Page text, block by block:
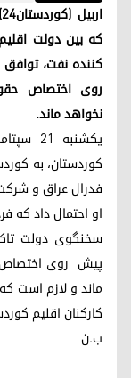
که بین دولت
کننده نفت،
روی اختصاص
نخواهد ماند.
فدرال عراق و
او احتمال داد که
سخنگوی دولت
پیش روی اختصاص
ماند و لازم است
کارکنان اقلیم
ب.ن